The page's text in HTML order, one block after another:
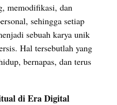
memodifikasi, dan
sehingga setiap
sebuah karya unik
Hal tersebutlah yang
bernapas, dan terus
di Era Digital